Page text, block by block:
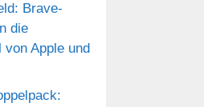
Brave-
die
von Apple und